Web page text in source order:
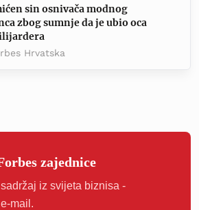
sin osnivača modnog
zbog sumnje da je ubio oca
Hrvatska
zajednice
iz svijeta biznisa -
mail.